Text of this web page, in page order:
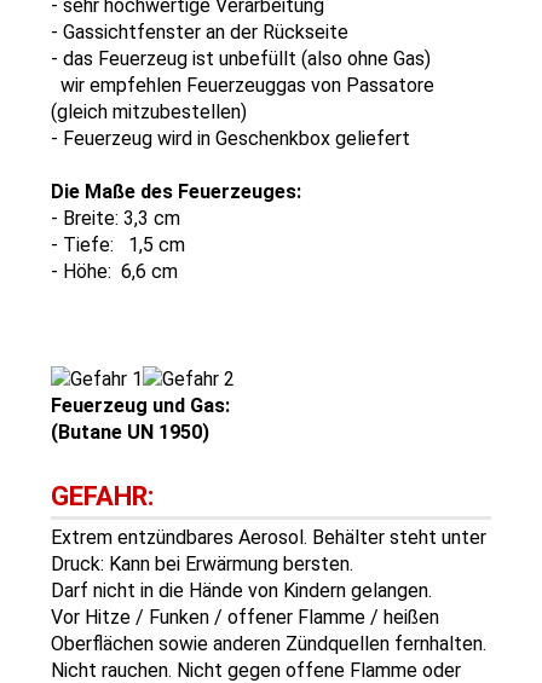
- sehr hochwertige Verarbeitung
- Gassichtfenster an der Rückseite
- das Feuerzeug ist unbefüllt (also ohne Gas)
wir empfehlen Feuerzeuggas von Passatore
(gleich mitzubestellen)
- Feuerzeug wird in Geschenkbox geliefert
Die Maße des Feuerzeuges:
- Breite: 3,3 cm
- Tiefe: 1,5 cm
- Höhe: 6,6 cm
Feuerzeug und Gas:
(Butane UN 1950)
GEFAHR:
Extrem entzündbares Aerosol. Behälter steht unter
Druck: Kann bei Erwärmung bersten.
Darf nicht in die Hände von Kindern gelangen.
Vor Hitze / Funken / offener Flamme / heißen
Oberflächen sowie anderen Zündquellen fernhalten.
Nicht rauchen. Nicht gegen offene Flamme oder